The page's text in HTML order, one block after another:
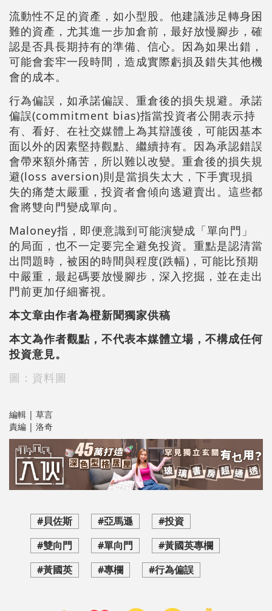
流動性不足的資產，如小型股。他建議涉足轉身困
難的資產，尤其進一步加倉前，最好放慢腳步，確
認是否具長期持有的準備、信心。因為如果出錯，
可能會套牢一段時間，造成實際虧損及錯失其他機
會的成本。
行為偏誤，如承諾偏誤、重倉後的損失規避。承諾
偏誤(commitment bias)指當投資者公開表示持
有、看好、在社交媒體上為其辯護後，可能因基本
面以外的因素堅持觀點、繼續持有。因為承認錯誤
會帶來額外痛苦，所以難以改變。重倉後的損失規
避(loss aversion)則是當損失太大，下手實現損
失的痛楚太嚴重，投資者會傾向逃避賣出。這些都
會將雙向門變成單向。
Maloney指，即便意識到可能演變成「單向門」
的局面，也不一定要完全避免投資。重點是認清當
出問題時，被困的時間與程度(跌幅)，可能比預期
中嚴重，最起碼要放慢腳步，深入挖掘，並在走出
門前更加仔細審視。
本文章由作者為橙新聞獨家供稿
本文為作者觀點，不代表本媒體立場，不構成任何
投資意見。
圖：資料圖
編輯 | 草言
責編 | 洛奇
#貝佐斯 #亞馬遜
#投資
#雙向門
#單向門
#黃國英專欄
#黃國英
#專欄 #行為偏誤